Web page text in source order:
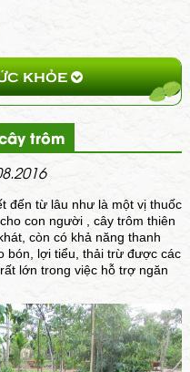
KHỎE
trôm
đến từ lâu như là một vị thuốc
con người , cây trôm thiên
còn có khả năng thanh
bón, lợi tiểu, thải trừ được các
lớn trong việc hỗ trợ ngăn